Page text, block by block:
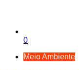
0
Meio Ambiente